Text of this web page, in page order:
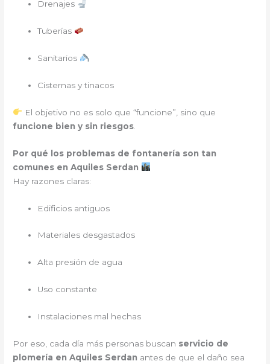
Drenajes
Tuberías
Sanitarios
Cisternas y tinacos
El objetivo no es solo que “funcione”, sino que
funcione bien y sin riesgos
Por qué los problemas de fontanería son tan
comunes en Aquiles Serdan
Hay razones claras:
Edificios antiguos
Materiales desgastados
Alta presión de agua
Uso constante
Instalaciones mal hechas
Por eso, cada día más personas buscan servicio de
plomería en Aquiles Serdan antes de que el daño sea